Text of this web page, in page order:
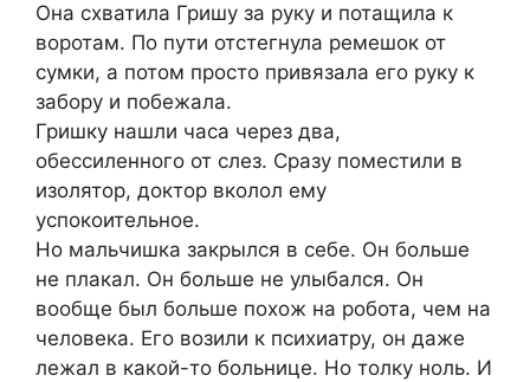
Она схватила Гришу за руку и потащила к
воротам. По пути отстегнула ремешок от
сумки, а потом просто привязала его руку к
забору и побежала.
Гришку нашли часа через два,
обессиленного от слез. Сразу поместили в
изолятор, доктор вколол ему
успокоительное.
Но мальчишка закрылся в себе. Он больше
не плакал. Он больше не улыбался. Он
вообще был больше похож на робота, чем на
человека. Его возили к психиатру, он даже
лежал в какой-то больнице. Но толку ноль. И